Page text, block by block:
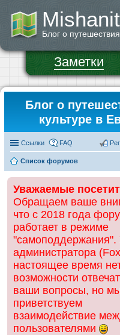
Блог о
Заметки
Блог о
культуре в
Ссылки FAQ
Список форумов
Уважаемые
Обращаем ваше
что с 2018 года
работает в режиме
"самоподдержания".
администратора
настоящее время
возможности
ваши вопросы, но
приветствуем
взаимодействие
пользователями